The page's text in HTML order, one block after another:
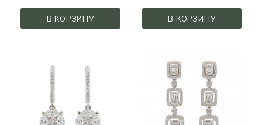
В КОРЗИНУ В КОРЗИНУ